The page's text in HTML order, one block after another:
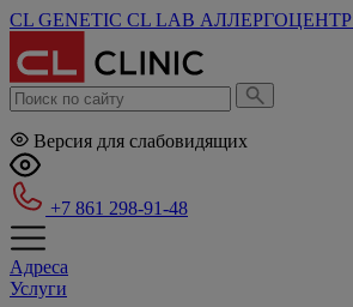
CL GENETIC CL LAB АЛЛЕРГОЦЕНТР
Версия для слабовидящих
+7 861 298-91-48
Адреса
Услуги